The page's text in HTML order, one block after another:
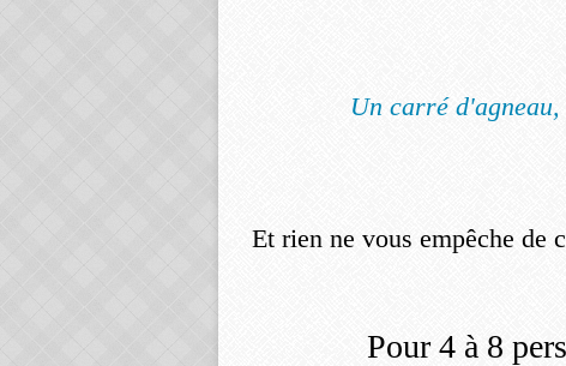
Un carré
Et rien ne vous empêche de
Pour 4 à 8